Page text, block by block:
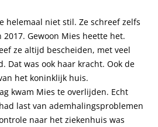
helemaal niet stil. Ze schreef zelfs
Gewoon Mies heette het.
ze altijd bescheiden, met veel
Dat was ook haar kracht. Ook de
het koninklijk huis.
kwam Mies te overlijden. Echt
last van ademhalingsproblemen
naar het ziekenhuis was